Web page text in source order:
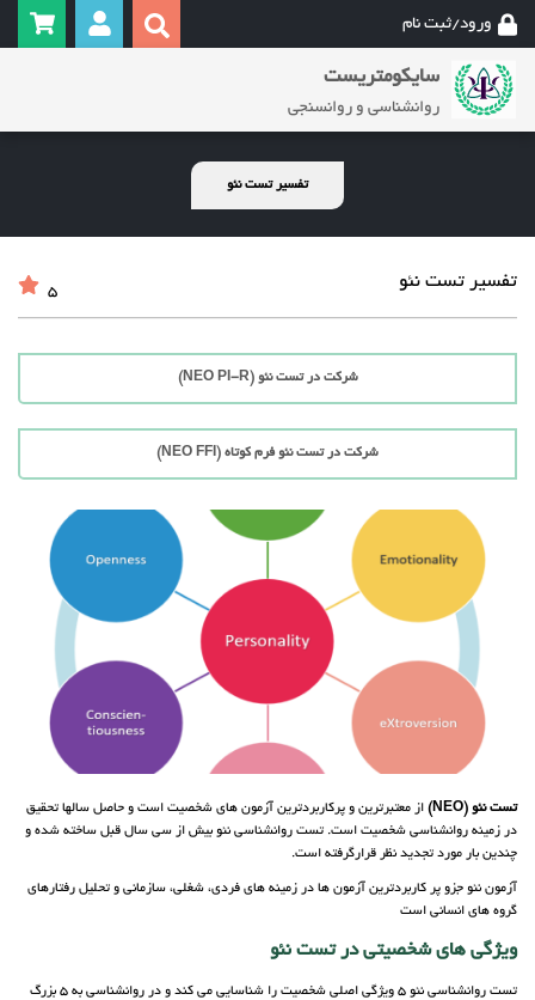
ورود/ثبت نام
سایکومتریست
روانشناسی و روانسنجی
تفسیر تست نئو
تفسیر تست نئو 5
شرکت در تست نئو (NEO PI-R)
شرکت در تست نئو فرم کوتاه (NEO FFI)
تست نئو (NEO)
از معتبرترین و پرکاربردترین آزمون های شخصیت است و حاصل سالها تحقیق
در زمینه روانشناسی شخصیت است. تست روانشناسی نئو بیش از سی سال قبل ساخته شده و
چندین بار مورد تجدید نظر قرارگرفته است.
آزمون نئو جزو پر کاربردترین آزمون ها در زمینه های فردی، شغلی، سازمانی و تحلیل رفتارهای
گروه های انسانی است
ویژگی های شخصیتی در تست نئو
تست روانشناسی نئو 5 ویژگی اصلی شخصیت را شناسایی می کند و در روانشناسی به 5 بزرگ